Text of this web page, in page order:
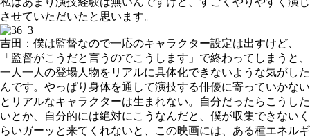
させていただいたと思います。
吉田：僕は監督なので一応のキャラクター設定は出すけど、
「監督がこうだと言うのでこうします」で終わってしまうと、
一人一人の登場人物をリアルに具体化できないような気がした
んです。やっぱり身体を通して演技する俳優に寄っていかない
とリアルなキャラクターは生まれない。自分だったらこうした
いとか、自分的には絶対にこうなんだと、僕が収集できないく
らいガーッと来てくれないと、この映画には、ある種エネルギ